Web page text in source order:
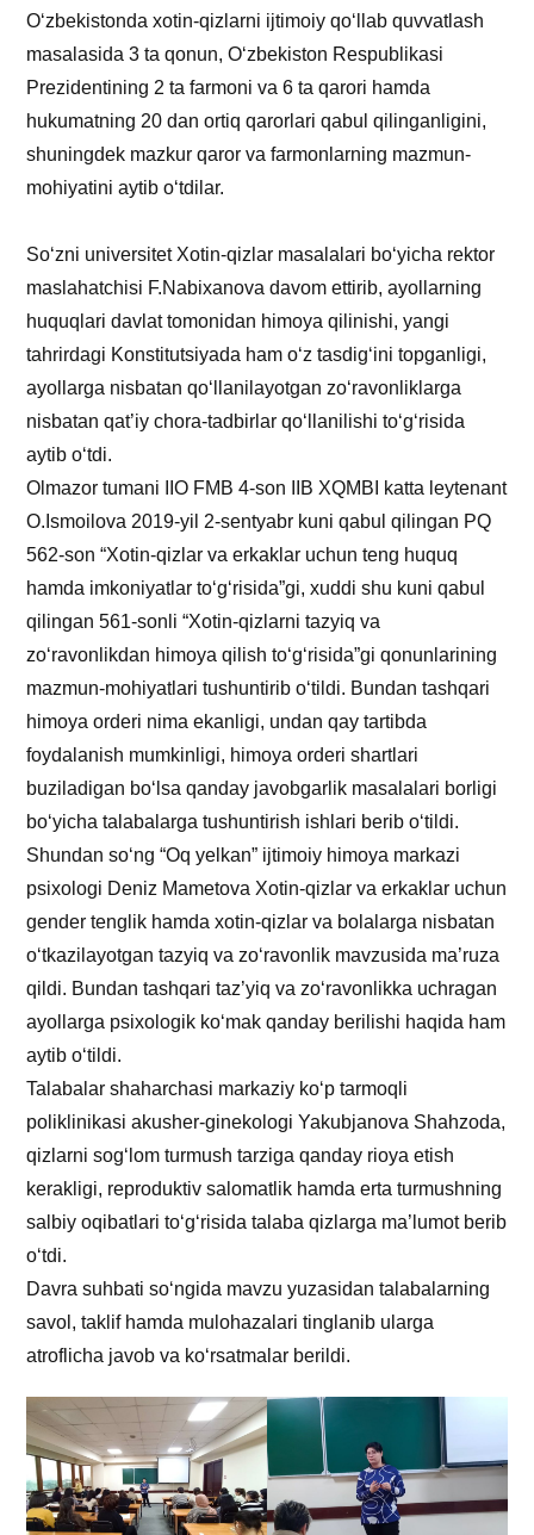
O‘zbekistonda xotin-qizlarni ijtimoiy qo‘llab quvvatlash
masalasida 3 ta qonun, O‘zbekiston Respublikasi
Prezidentining 2 ta farmoni va 6 ta qarori hamda
hukumatning 20 dan ortiq qarorlari qabul qilinganligini,
shuningdek mazkur qaror va farmonlarning mazmun-
mohiyatini aytib o‘tdilar.
So‘zni universitet Xotin-qizlar masalalari bo‘yicha rektor
maslahatchisi F.Nabixanova davom ettirib, ayollarning
huquqlari davlat tomonidan himoya qilinishi, yangi
tahrirdagi Konstitutsiyada ham o‘z tasdig‘ini topganligi,
ayollarga nisbatan qo‘llanilayotgan zo‘ravonliklarga
nisbatan qat’iy chora-tadbirlar qo‘llanilishi to‘g‘risida
aytib o‘tdi.
Olmazor tumani IIO FMB 4-son IIB XQMBI katta leytenant
O.Ismoilova 2019-yil 2-sentyabr kuni qabul qilingan PQ
562-son “Xotin-qizlar va erkaklar uchun teng huquq
hamda imkoniyatlar to‘g‘risida”gi, xuddi shu kuni qabul
qilingan 561-sonli “Xotin-qizlarni tazyiq va
zo‘ravonlikdan himoya qilish to‘g‘risida”gi qonunlarining
mazmun-mohiyatlari tushuntirib o‘tildi. Bundan tashqari
himoya orderi nima ekanligi, undan qay tartibda
foydalanish mumkinligi, himoya orderi shartlari
buziladigan bo‘lsa qanday javobgarlik masalalari borligi
bo‘yicha talabalarga tushuntirish ishlari berib o‘tildi.
Shundan so‘ng “Oq yelkan” ijtimoiy himoya markazi
psixologi Deniz Mametova Xotin-qizlar va erkaklar uchun
gender tenglik hamda xotin-qizlar va bolalarga nisbatan
o‘tkazilayotgan tazyiq va zo‘ravonlik mavzusida ma’ruza
qildi. Bundan tashqari taz’yiq va zo‘ravonlikka uchragan
ayollarga psixologik ko‘mak qanday berilishi haqida ham
aytib o‘tildi.
Talabalar shaharchasi markaziy ko‘p tarmoqli
poliklinikasi akusher-ginekologi Yakubjanova Shahzoda,
qizlarni sog‘lom turmush tarziga qanday rioya etish
kerakligi, reproduktiv salomatlik hamda erta turmushning
salbiy oqibatlari to‘g‘risida talaba qizlarga ma’lumot berib
o‘tdi.
Davra suhbati so‘ngida mavzu yuzasidan talabalarning
savol, taklif hamda mulohazalari tinglanib ularga
atroflicha javob va ko‘rsatmalar berildi.